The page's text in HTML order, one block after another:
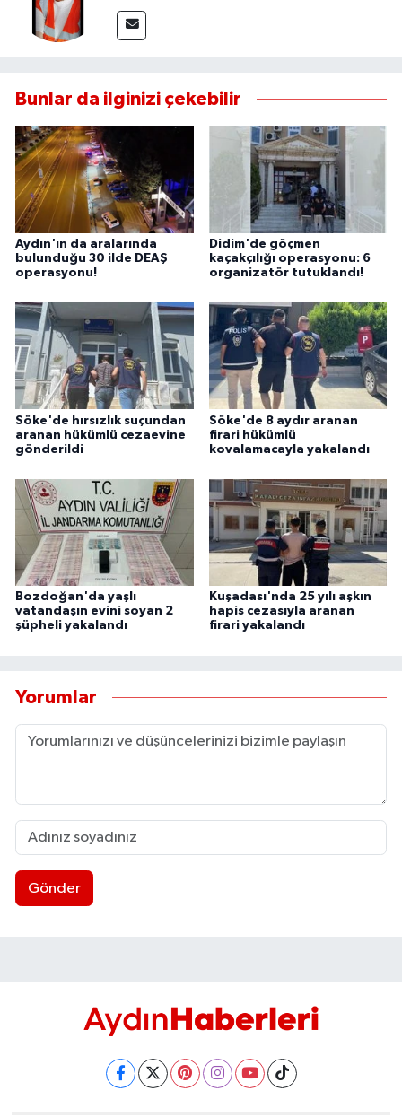
Bunlar da ilginizi çekebilir
Aydın'ın da aralarında
bulunduğu 30 ilde DEAŞ
operasyonu!
Didim'de göçmen
kaçakçılığı operasyonu: 6
organizatör tutuklandı!
Söke'de hırsızlık suçundan
aranan hükümlü cezaevine
gönderildi
Söke'de 8 aydır aranan
firari hükümlü
kovalamacayla yakalandı
Bozdoğan'da yaşlı
vatandaşın evini soyan 2
şüpheli yakalandı
Kuşadası'nda 25 yılı aşkın
hapis cezasıyla aranan
firari yakalandı
Yorumlar
Gönder